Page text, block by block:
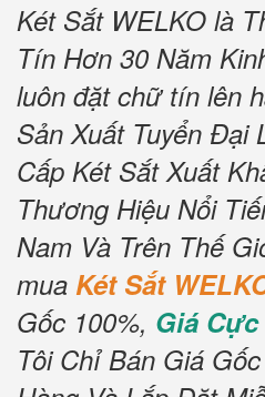
Két Sắt WELKO là
Tín Hơn 30 Năm
luôn đặt chữ tín lên
Sản Xuất Tuyển Đại
Cấp Két Sắt Xuất
Thương Hiệu Nổi
Nam Và Trên Thế
mua Két Sắt
Gốc 100%, Giá Cực
Tôi Chỉ Bán Giá